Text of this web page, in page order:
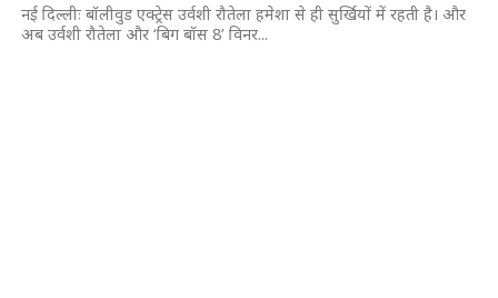
नई दिल्लीः बॉलीवुड एक्ट्रेस उर्वशी रौतेला हमेशा से ही सुर्खियों में रहती है। और
अब उर्वशी रौतेला और ‘बिग बॉस 8’ विनर...